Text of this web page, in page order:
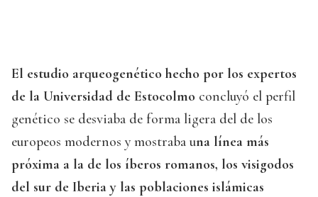
El estudio arqueogenético hecho por los expertos
de la Universidad de Estocolmo concluyó el perfil
genético se desviaba de forma ligera del de los
europeos modernos y mostraba una línea más
próxima a la de los íberos romanos, los visigodos
del sur de Iberia y las poblaciones islámicas